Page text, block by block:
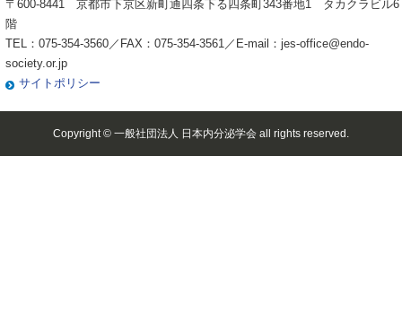
〒600-8441 京都市下京区新町通四条下る四条町343番地1 タカクラビル6
階
TEL：075-354-3560／FAX：075-354-3561／E-mail： jes-office@endo-
society.or.jp
サイトポリシー
Copyright © 一般社団法人 日本内分泌学会 all rights reserved.